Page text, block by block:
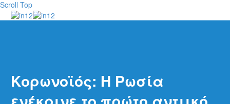
Scroll Top
Κορωνοϊός: Η Ρωσία